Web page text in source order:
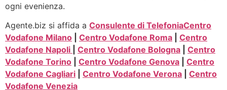
ogni evenienza.
Agente.biz si affida a Consulente di TelefoniaCentro
Vodafone Milano
Centro Vodafone Roma
Centro
Vodafone Napoli
Centro Vodafone Bologna
Centro
Vodafone Torino
Centro Vodafone Genova
Centro
Vodafone Cagliari
Centro Vodafone Verona
Centro
Vodafone Venezia